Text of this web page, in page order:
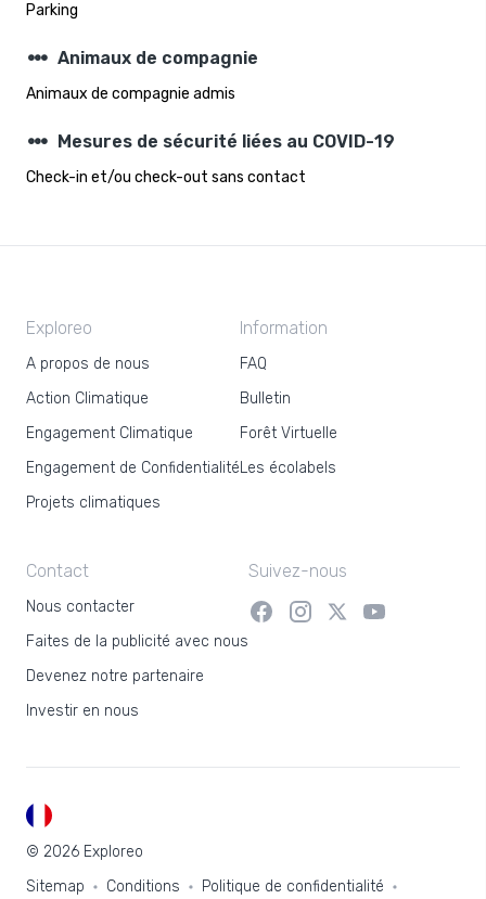
Parking
steppers Animaux de compagnie
Animaux de compagnie admis
steppers Mesures de sécurité liées au COVID-19
Check-in et/ou check-out sans contact
Exploreo
A propos de nous
Action Climatique
Engagement Climatique
Engagement de Confidentialité
Projets climatiques
Information
FAQ
Bulletin
Forêt Virtuelle
Les écolabels
Contact
Nous contacter
Faites de la publicité avec nous
Devenez notre partenaire
Investir en nous
Suivez-nous
© 2026 Exploreo
Sitemap
Conditions Politique de confidentialité